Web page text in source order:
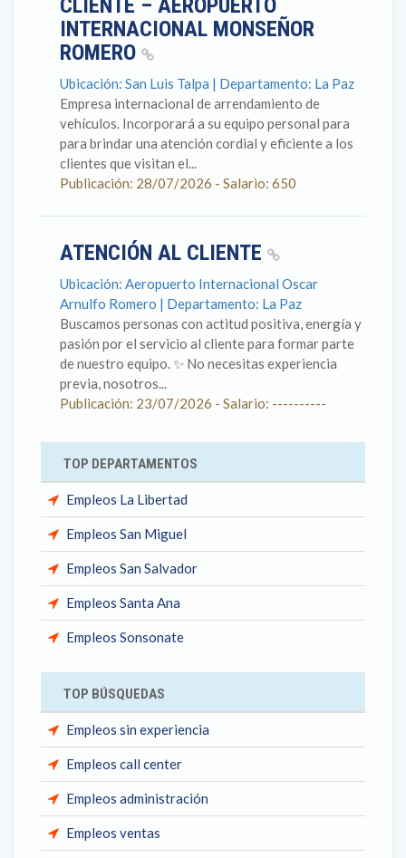
CLIENTE – AEROPUERTO
INTERNACIONAL MONSEÑOR
ROMERO
Ubicación: San Luis Talpa | Departamento: La Paz
Empresa internacional de arrendamiento de
vehículos. Incorporará a su equipo personal para
para brindar una atención cordial y eficiente a los
clientes que visitan el...
Publicación: 28/07/2026 - Salario: 650
ATENCIÓN AL CLIENTE
Ubicación: Aeropuerto Internacional Oscar
Arnulfo Romero | Departamento: La Paz
Buscamos personas con actitud positiva, energía y
pasión por el servicio al cliente para formar parte
de nuestro equipo. ✨ No necesitas experiencia
previa, nosotros...
Publicación: 23/07/2026 - Salario: ----------
TOP DEPARTAMENTOS
Empleos La Libertad
Empleos San Miguel
Empleos San Salvador
Empleos Santa Ana
Empleos Sonsonate
TOP BÚSQUEDAS
Empleos sin experiencia
Empleos call center
Empleos administración
Empleos ventas